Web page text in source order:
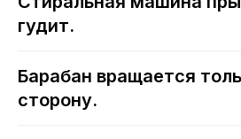
гудит.
Барабан вращается
сторону.